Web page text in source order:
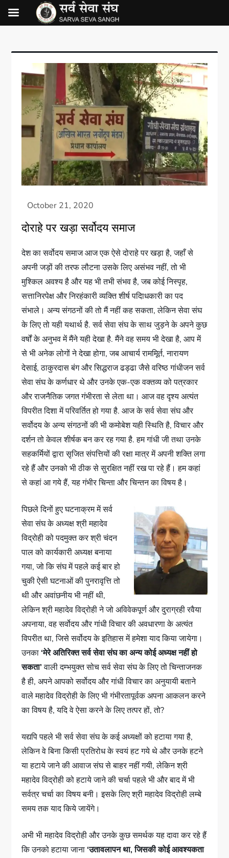
दोराहे पर खड़ा सर्वोदय समाज
देश का सर्वोदय समाज आज एक ऐसे दोराहे पर खड़ा है, जहाँ से
अपनी जड़ों की तरफ लौटना उसके लिए असंभव नहीं, तो भी
मुश्किल अवश्य है और यह भी तभी संभव है, जब कोई निस्पृह,
सत्तानिरपेक्ष और निरहंकारी व्यक्ति शीर्ष पदािधकारी का पद
संभाले। अन्य संगठनों की तो मैं नहीं कह सकता, लेकिन सेवा संघ
के लिए तो यही यथार्थ है. सर्व सेवा संघ के साथ जुड़ने के अपने कुछ
वर्षों के अनुभव में मैंने यही देखा है. मैंने वह समय भी देखा है, आप में
से भी अनेक लोगों ने देखा होगा, जब आचार्य राममूिर्त, नारायण
देसाई, ठाकुरदास बंग और सिद्धराज ढड्ढा जैसे वरिष्ठ गांधीजन सर्व
सेवा संघ के कर्णधार थे और उनके एक-एक वक्तव्य को पत्रकार
और राजनैतिक जगत गंभीरता से लेता था। आज वह दृश्य अत्यंत
विपरीत दिशा में परिवर्तित हो गया है. आज के सर्व सेवा संघ और
सर्वोदय के अन्य संगठनों की भी कमोबेश यही स्थिति है, विचार और
दर्शन तो केवल शीर्षक बन कर रह गया है. हम गांधी जी तथा उनके
सहकर्मियों द्वारा सृजित संपत्तियों की रक्षा मात्र में अपनी शक्ति लगा
रहे हैं और उनको भी ठीक से सुरक्षित नहीं रख पा रहे हैं। हम कहां
से कहां आ गये हैं, यह गंभीर चिन्ता और चिन्तन का विषय है।
पिछले दिनों हुए घटनाक्रम में सर्व
सेवा संघ के अध्यक्ष श्री महादेव
विद्रोही को पदमुक्त कर श्री चंदन
पाल को कार्यकारी अध्यक्ष बनाया
गया, जो कि संघ में पहले कई बार हो
चुकी ऐसी घटनाओं की पुनरावृत्ति तो
थी और अवांछनीय भी नहीं थी,
लेकिन श्री महादेव विद्रोही ने जो अविवेकपूर्ण और दुराग्रही रवैया
अपनाया, वह सर्वोदय और गांधी विचार की अवधारणा के अत्यंत
विपरीत था, जिसे सर्वोदय के इतिहास में हमेशा याद किया जायेगा।
उनका‘मेरे अतिरिक्त सर्व सेवा संघ का अन्य कोई अध्यक्ष नहीं हो
सकता’वाली दम्भयुक्त सोच सर्व सेवा संघ के लिए तो चिन्ताजनक
है ही, अपने आपको सर्वोदय और गांधी विचार का अनुयायी बताने
वाले महादेव विद्रोही के लिए भी गंभीरतापूर्वक अपना आकलन करने
का विषय है, यदि वे ऐसा करने के लिए तत्पर हों, तो?
यद्यपि पहले भी सर्व सेवा संघ के कई अध्यक्षों को हटाया गया है,
लेकिन वे बिना किसी प्रतिरोध के स्वयं हट गये थे और उनके हटने
या हटाये जाने की आवाज संघ से बाहर नहीं गयी, लेकिन श्री
महादेव विद्रोही को हटाये जाने की चर्चा पहले भी और बाद में भी
सर्वत्र चर्चा का विषय बनी। इसके लिए श्री महादेव विद्रोही लम्बे
समय तक याद किये जायेंगे।
अभी भी महादेव विद्रोही और उनके कुछ समर्थक यह दावा कर रहे हैं
कि उनको हटाया जाना‘उतावलापन था, जिसकी कोई आवश्यकता